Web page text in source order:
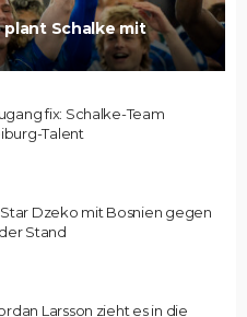
plant Schalke mit
fix: Schalke-Team
Talent
Dzeko mit Bosnien gegen
Stand
Larsson zieht es in die